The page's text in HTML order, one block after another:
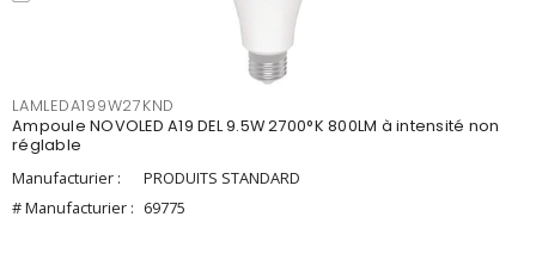
LAMLEDA199W27KND
Ampoule NOVOLED A19 DEL 9.5W 2700°K 800LM à intensité non
réglable
Manufacturier :
PRODUITS STANDARD
# Manufacturier : 69775